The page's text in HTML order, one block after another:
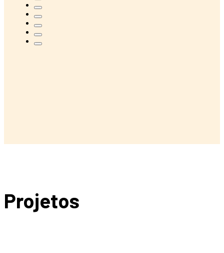
Projetos